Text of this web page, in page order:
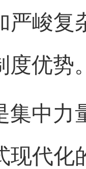
严峻复
度优势
集中力
现代化